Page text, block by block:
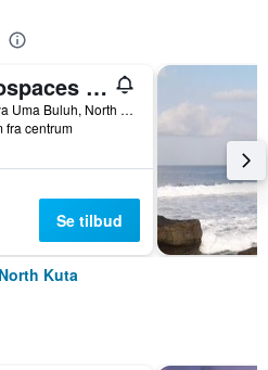
Twospaces Living at Wave And Chill House
Jl Raya Uma Buluh, North Kuta, Indonesien
fra centrum
Se tilbud
Kuta